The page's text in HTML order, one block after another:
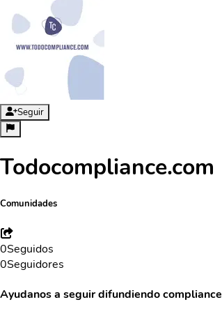
Seguir
Todocompliance.com
Comunidades
0Seguidos
0Seguidores
Ayudanos a seguir difundiendo compliance